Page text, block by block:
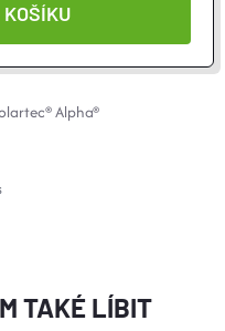
® Alpha®
TAKÉ LÍBIT